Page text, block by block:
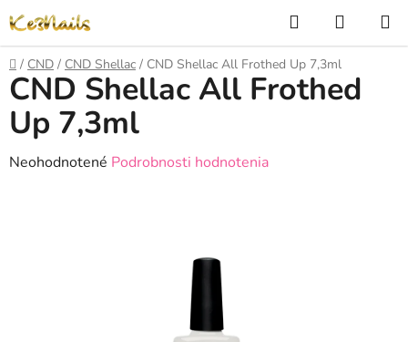
na
obsah
Hľadať
KOŠÍK
Domov
/ CND / CND Shellac / CND Shellac All Frothed Up 7,3ml
CND Shellac All Frothed
Up 7,3ml
Priemerné
Neohodnotené Podrobnosti hodnotenia